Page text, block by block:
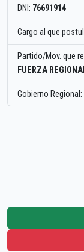
DNI: 76691914
Cargo al que
Partido/Mov. que
FUERZA
Gobierno Regional: